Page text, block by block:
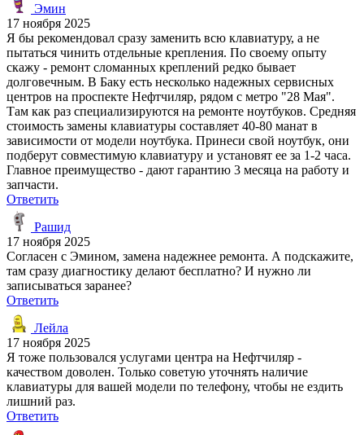
Эмин
17 ноября 2025
Я бы рекомендовал сразу заменить всю клавиатуру, а не
пытаться чинить отдельные крепления. По своему опыту
скажу - ремонт сломанных креплений редко бывает
долговечным. В Баку есть несколько надежных сервисных
центров на проспекте Нефтчиляр, рядом с метро "28 Мая".
Там как раз специализируются на ремонте ноутбуков. Средняя
стоимость замены клавиатуры составляет 40-80 манат в
зависимости от модели ноутбука. Принеси свой ноутбук, они
подберут совместимую клавиатуру и установят ее за 1-2 часа.
Главное преимущество - дают гарантию 3 месяца на работу и
запчасти.
Ответить
Рашид
17 ноября 2025
Согласен с Эмином, замена надежнее ремонта. А подскажите,
там сразу диагностику делают бесплатно? И нужно ли
записываться заранее?
Ответить
Лейла
17 ноября 2025
Я тоже пользовался услугами центра на Нефтчиляр -
качеством доволен. Только советую уточнять наличие
клавиатуры для вашей модели по телефону, чтобы не ездить
лишний раз.
Ответить